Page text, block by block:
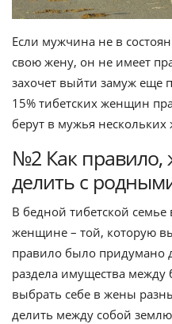
Если мужчина не в
свою жену, он не имеет
захочет выйти замуж еще
15% тибетских женщин
берут в мужья нескольких
№2 Как правило,
делить с
В бедной тибетской семье
женщине – той, которую
правило было придумано
раздела имущества между
выбрать себе в жены
делить между собой